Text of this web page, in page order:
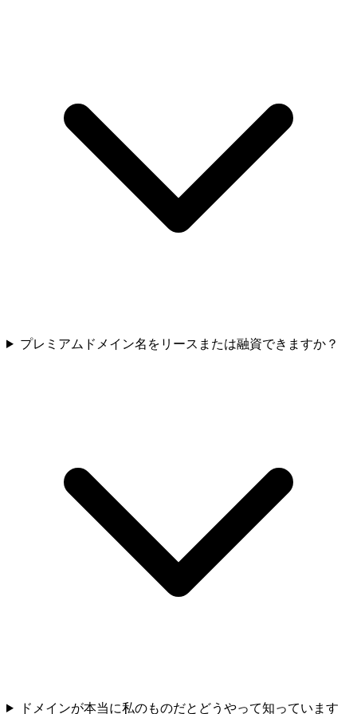
プレミアムドメイン名をリースまたは融資できますか？
ドメインが本当に私のものだとどうやって知っています